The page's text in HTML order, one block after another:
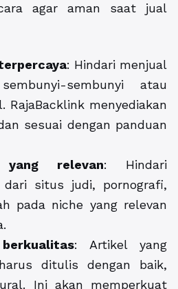
agar aman saat jual
: Hindari menjual
sembunyi atau
menyediakan
sesuai dengan panduan
relevan: Hindari
dari situs judi, pornografi,
pada niche yang relevan
: Artikel yang
ditulis dengan baik,
Ini akan memperkuat